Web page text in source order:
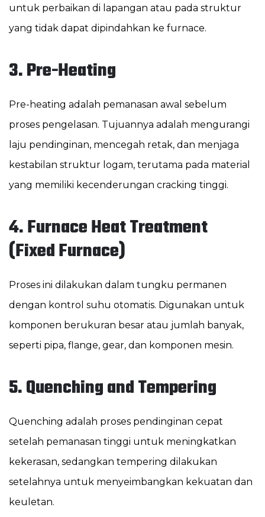
untuk perbaikan di lapangan atau pada struktur
yang tidak dapat dipindahkan ke furnace.
3. Pre-Heating
Pre-heating adalah pemanasan awal sebelum
proses pengelasan. Tujuannya adalah mengurangi
laju pendinginan, mencegah retak, dan menjaga
kestabilan struktur logam, terutama pada material
yang memiliki kecenderungan cracking tinggi.
4. Furnace Heat Treatment
(Fixed Furnace)
Proses ini dilakukan dalam tungku permanen
dengan kontrol suhu otomatis. Digunakan untuk
komponen berukuran besar atau jumlah banyak,
seperti pipa, flange, gear, dan komponen mesin.
5. Quenching and Tempering
Quenching adalah proses pendinginan cepat
setelah pemanasan tinggi untuk meningkatkan
kekerasan, sedangkan tempering dilakukan
setelahnya untuk menyeimbangkan kekuatan dan
keuletan.